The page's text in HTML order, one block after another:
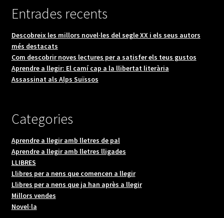
Entrades recents
Descobreix les millors novel·les del segle XX i els seus autors
més destacats
Com descobrir noves lectures per a satisfer els teus gustos
Aprendre a llegir: El camí cap a la llibertat literària
Assassinat als Alps Suïssos
Categories
Aprendre a llegir amb lletres de pal
Aprendre a llegir amb lletres lligades
LLIBRES
Llibres per a nens que comencen a llegir
Llibres per a nens que ja han après a llegir
Millors vendes
Novel·la